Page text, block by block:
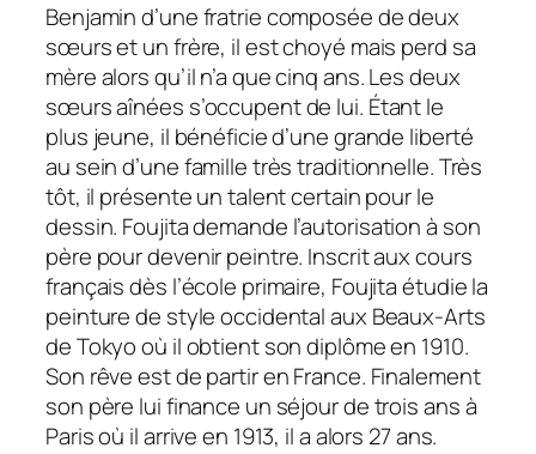
Benjamin d’une fratrie composée de deux
sœurs et un frère, il est choyé mais perd sa
mère alors qu’il n’a que cinq ans. Les deux
sœurs aînées s’occupent de lui. Étant le
plus jeune, il bénéficie d’une grande liberté
au sein d’une famille très traditionnelle. Très
tôt, il présente un talent certain pour le
dessin. Foujita demande l’autorisation à son
père pour devenir peintre. Inscrit aux cours
français dès l’école primaire, Foujita étudie la
peinture de style occidental aux Beaux-Arts
de Tokyo où il obtient son diplôme en 1910.
Son rêve est de partir en France. Finalement
son père lui finance un séjour de trois ans à
Paris où il arrive en 1913, il a alors 27 ans.